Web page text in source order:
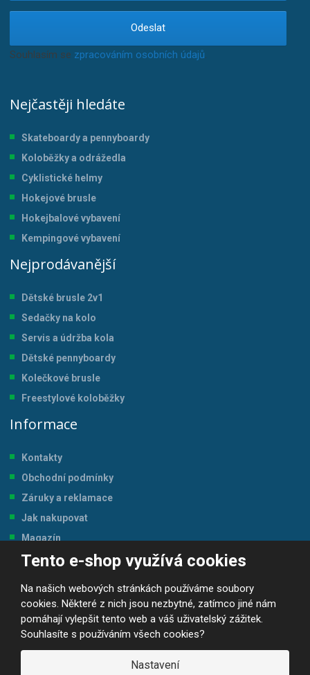
Tento e-shop využívá cookies
Na našich webových stránkách používáme soubory
cookies. Některé z nich jsou nezbytné, zatímco jiné nám
pomáhají vylepšit tento web a váš uživatelský zážitek.
Souhlasíte s používáním všech cookies?
Nastavení
Odeslat
Souhlasím se zpracováním osobních údajů
Nejčastěji hledáte
Skateboardy a pennyboardy
Koloběžky a odrážedla
Cyklistické helmy
Hokejové brusle
Hokejbalové vybavení
Kempingové vybavení
Nejprodávanější
Dětské brusle 2v1
Sedačky na kolo
Servis a údržba kola
Dětské pennyboardy
Kolečkové brusle
Freestylové koloběžky
Informace
Kontakty
Obchodní podmínky
Záruky a reklamace
Jak nakupovat
Magazín
Tabulka velikostí
© 2026, JP-SPORT.CZ SPORTOVNÍ POTŘEBY
Prohlášení o přístupnosti |Mapa stránek ||GDPR